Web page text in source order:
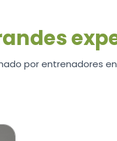
por entrenadores